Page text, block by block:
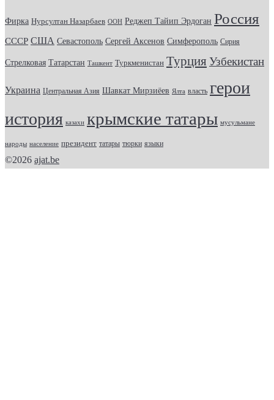
Фирка Нурсултан Назарбаев ООН Реджеп Тайип Эрдоган Россия
СССР США Севастополь Сергей Аксенов Симферополь Сирия
Стрелковая Татарстан Ташкент Туркменистан Турция Узбекистан
Украина Центральная Азия Шавкат Мирзиёев Ялта власть герои
история казахи крымские татары мусульмане
народы население президент татары тюрки языки
©2026 ajat.be